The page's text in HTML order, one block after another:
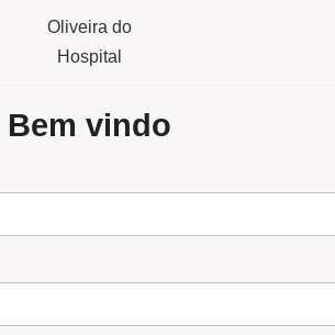
Bem vindo